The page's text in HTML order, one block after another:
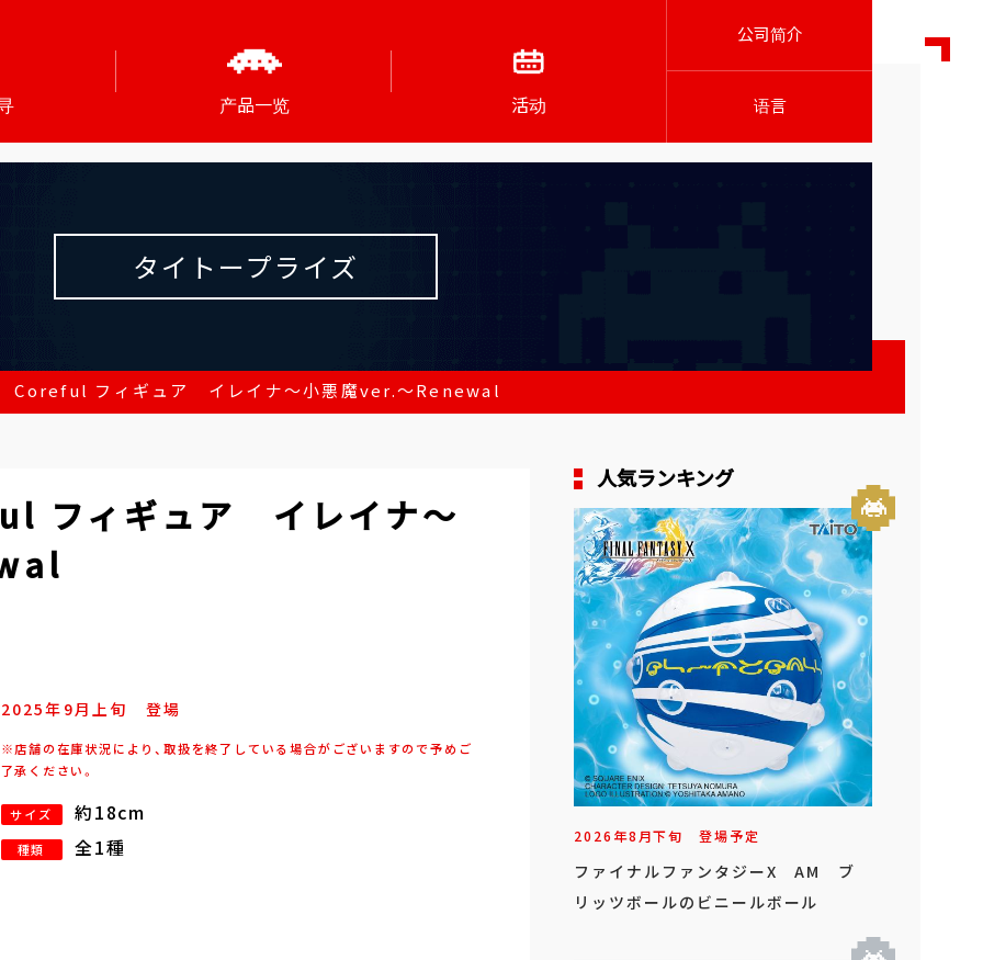
产品一览 活动
公司简介
语言
タイトープライズ
Coreful フィギュア イレイナ～小悪魔ver.～Renewal
フィギュア イレイナ～
2025年 9月上旬 登場
※店舗の在庫状況により、取扱を終了している場合がございますので予めご
了承ください。
サイズ 約18cm
種類 全1種
人気ランキング
2026年8月下旬 登場予定
ファイナルファンタジーX AM ブ
リッツボールのビニールボール